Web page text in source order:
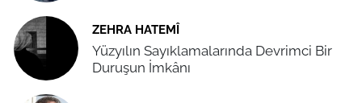
ZEHRA HATEMÎ
Yüzyılın Sayıklamalarında Devrimci Bir
Duruşun İmkânı